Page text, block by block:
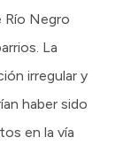
Río Negro
La
irregular y
haber sido
en la vía